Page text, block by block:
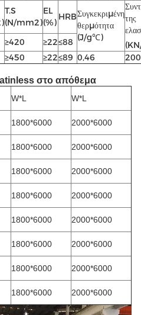
T.S
(N/mm2)
EL
(%)
HRBΣυγκεκριμένη
θερμότητα
(J/g℃)
της
≥420 ≥22≤88
≥450 ≥22≤89 0,46 200
στο απόθεμα
W*L
W*L
1800*6000
2000*6000
1800*6000
2000*6000
1800*6000
2000*6000
1800*6000
2000*6000
1800*6000
2000*6000
1800*6000
2000*6000
1800*6000
2000*6000
1800*6000 2000*6000